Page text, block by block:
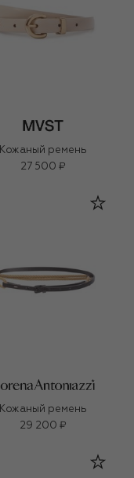
Кожаный ремень
27 500 ₽
Кожаный ремень
29 200 ₽